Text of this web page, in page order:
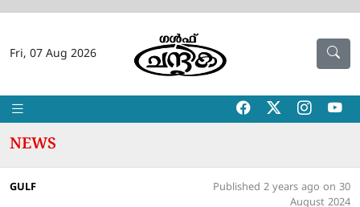
Fri, 07 Aug 2026
NEWS
GULF
Published 2 years ago on 30
August 2024